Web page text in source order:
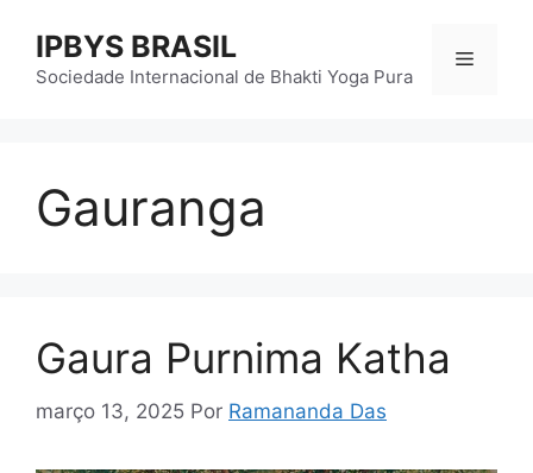
paraIPBYS BRASIL
Sociedade Internacional de Bhakti Yoga Pura
Menu
Gauranga
Gaura Purnima Katha
março 13, 2025 Por Ramananda Das